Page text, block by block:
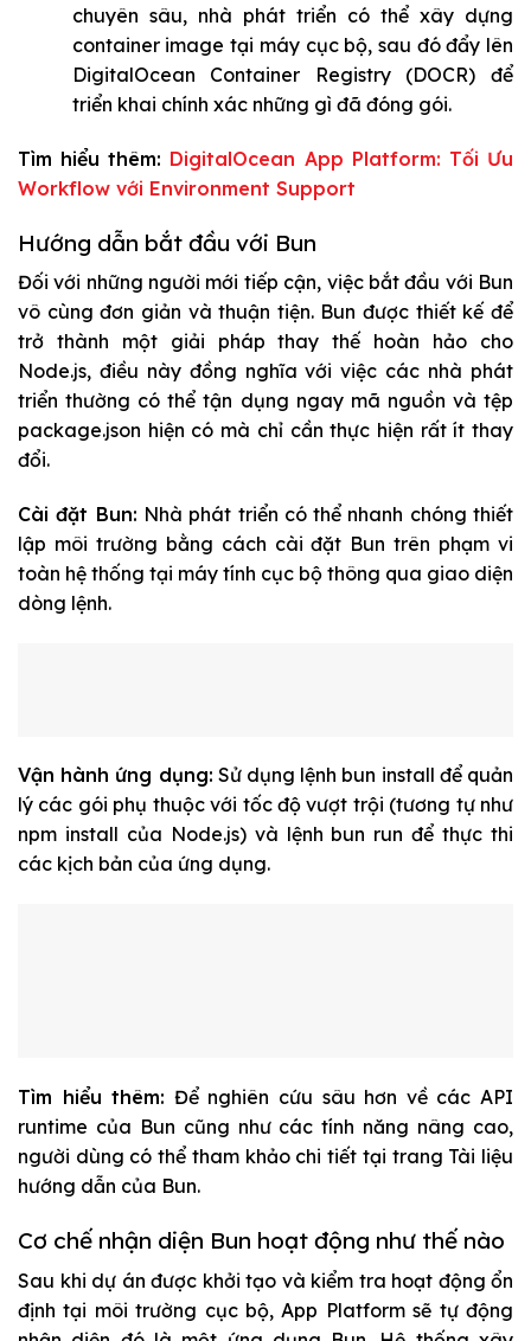
chuyên sâu, nhà phát triển có thể xây dựng
container image tại máy cục bộ, sau đó đẩy lên
DigitalOcean Container Registry (DOCR) để
triển khai chính xác những gì đã đóng gói.
Tìm hiểu thêm: DigitalOcean App Platform: Tối Ưu
Workflow với Environment Support
Hướng dẫn bắt đầu với Bun
Đối với những người mới tiếp cận, việc bắt đầu với Bun
vô cùng đơn giản và thuận tiện. Bun được thiết kế để
trở thành một giải pháp thay thế hoàn hảo cho
Node.js, điều này đồng nghĩa với việc các nhà phát
triển thường có thể tận dụng ngay mã nguồn và tệp
package.json hiện có mà chỉ cần thực hiện rất ít thay
đổi.
Cài đặt Bun: Nhà phát triển có thể nhanh chóng thiết
lập môi trường bằng cách cài đặt Bun trên phạm vi
toàn hệ thống tại máy tính cục bộ thông qua giao diện
dòng lệnh.
Vận hành ứng dụng: Sử dụng lệnh bun install để quản
lý các gói phụ thuộc với tốc độ vượt trội (tương tự như
npm install của Node.js) và lệnh bun run để thực thi
các kịch bản của ứng dụng.
Tìm hiểu thêm: Để nghiên cứu sâu hơn về các API
runtime của Bun cũng như các tính năng nâng cao,
người dùng có thể tham khảo chi tiết tại trang Tài liệu
hướng dẫn của Bun.
Cơ chế nhận diện Bun hoạt động như thế nào
Sau khi dự án được khởi tạo và kiểm tra hoạt động ổn
định tại môi trường cục bộ, App Platform sẽ tự động